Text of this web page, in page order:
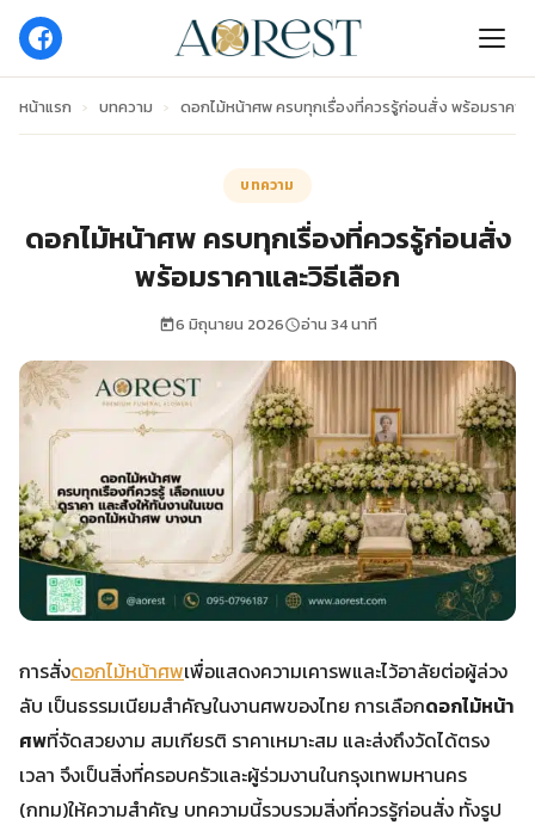
หน้าแรก › บทความ › ดอกไม้หน้าศพ ครบทุกเรื่องที่ควรรู้ก่อนสั่ง พร้อมราคาแ
บทความ
ดอกไม้หน้าศพ ครบทุกเรื่องที่ควรรู้ก่อนสั่ง
พร้อมราคาและวิธีเลือก
6 มิถุนายน 2026 อ่าน 34 นาที
การสั่งดอกไม้หน้าศพเพื่อแสดงความเคารพและไว้อาลัยต่อผู้ล่วง
ลับ เป็นธรรมเนียมสำคัญในงานศพของไทย การเลือกดอกไม้หน้า
ศพที่จัดสวยงาม สมเกียรติ ราคาเหมาะสม และส่งถึงวัดได้ตรง
เวลา จึงเป็นสิ่งที่ครอบครัวและผู้ร่วมงานในกรุงเทพมหานคร
(กทม)ให้ความสำคัญ บทความนี้รวบรวมสิ่งที่ควรรู้ก่อนสั่ง ทั้งรูป